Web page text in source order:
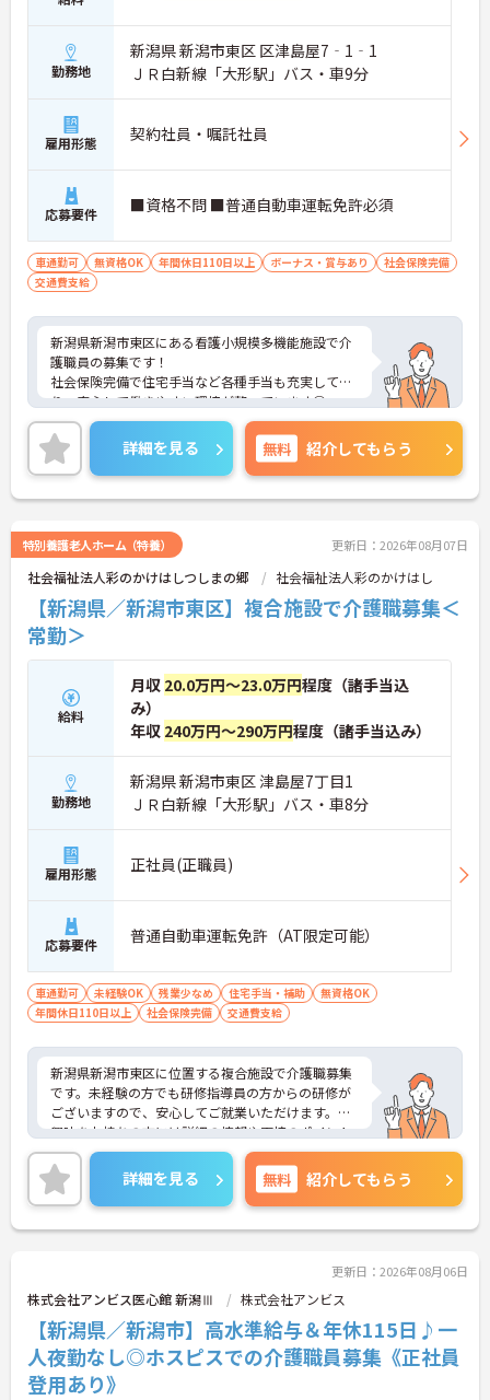
勤務地
新潟県 新潟市東区 区津島屋7‐1‐1
ＪＲ白新線「大形駅」バス・車9分
雇用形態 契約社員・嘱託社員
応募要件 ■資格不問 ■普通自動車運転免許必須
車通勤可 無資格OK 年間休日110日以上 ボーナス・賞与あり
社会保険完備
交通費支給
新潟県新潟市東区にある看護小規模多機能施設で介
護職員の募集です！
社会保険完備で住宅手当など各種手当も充実してお
り、安心して働きやすい環境が整っています◎
また、昇給と賞与があり、あなたの頑張りがしっか
り評価され、やりがいを持ってお仕事ができます！
ご興味ある方は面接ポイントをお伝えしますので、
お気軽にご連絡ください。
詳細を見る 無料 紹介してもらう
特別養護老人ホーム（特養） 更新日：2026年08月07日
社会福祉法人彩のかけはしつしまの郷 社会福祉法人彩のかけはし
【新潟県／新潟市東区】複合施設で介護職募集＜
常勤＞
給料
月収 20.0万円～23.0万円程度（諸手当込
み）
年収 240万円～290万円程度（諸手当込み）
勤務地
新潟県 新潟市東区 津島屋7丁目1
ＪＲ白新線「大形駅」バス・車8分
雇用形態 正社員(正職員)
応募要件 普通自動車運転免許（AT限定可能）
車通勤可 未経験OK 残業少なめ 住宅手当・補助
無資格OK
年間休日110日以上
社会保険完備 交通費支給
新潟県新潟市東区に位置する複合施設で介護職募集
です。未経験の方でも研修指導員の方からの研修が
ございますので、安心してご就業いただけます。ご
興味をお持ちの方には詳細の情報や面接のポイント
をお伝えしますのでお気軽にお問い合わせください
ませ。
詳細を見る 無料 紹介してもらう
更新日：2026年08月06日
株式会社アンビス医心館 新潟Ⅲ 株式会社アンビス
【新潟県／新潟市】高水準給与＆年休115日♪一
人夜勤なし◎ホスピスでの介護職員募集《正社員
登用あり》